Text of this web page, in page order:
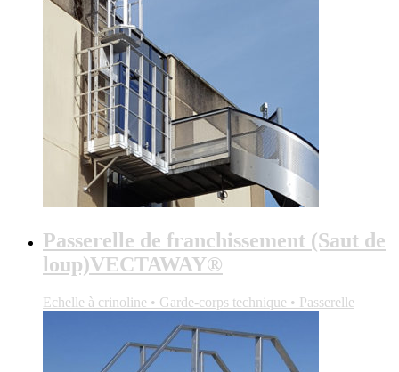
Passerelle de franchissement (Saut de
loup)VECTAWAY®
Echelle à crinoline • Garde-corps technique • Passerelle